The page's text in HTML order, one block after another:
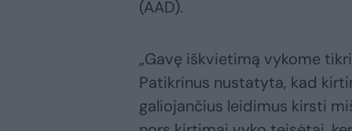
(AAD).
„Gavę iškvietimą vykome
Patikrinus nustatyta, kad
galiojančius leidimus kirsti